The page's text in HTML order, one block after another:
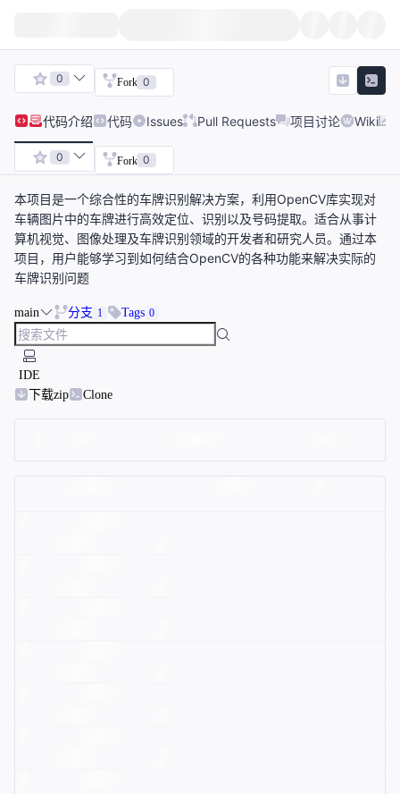
0 Fork 0
代码介绍 代码 Issues Pull Requests 项目讨论 Wiki
0 Fork 0
本项目是一个综合性的车牌识别解决方案，利用OpenCV库实现对
车辆图片中的车牌进行高效定位、识别以及号码提取。适合从事计
算机视觉、图像处理及车牌识别领域的开发者和研究人员。通过本
项目，用户能够学习到如何结合OpenCV的各种功能来解决实际的
车牌识别问题
main 分支 1 Tags 0
IDE
下载zip
Clone